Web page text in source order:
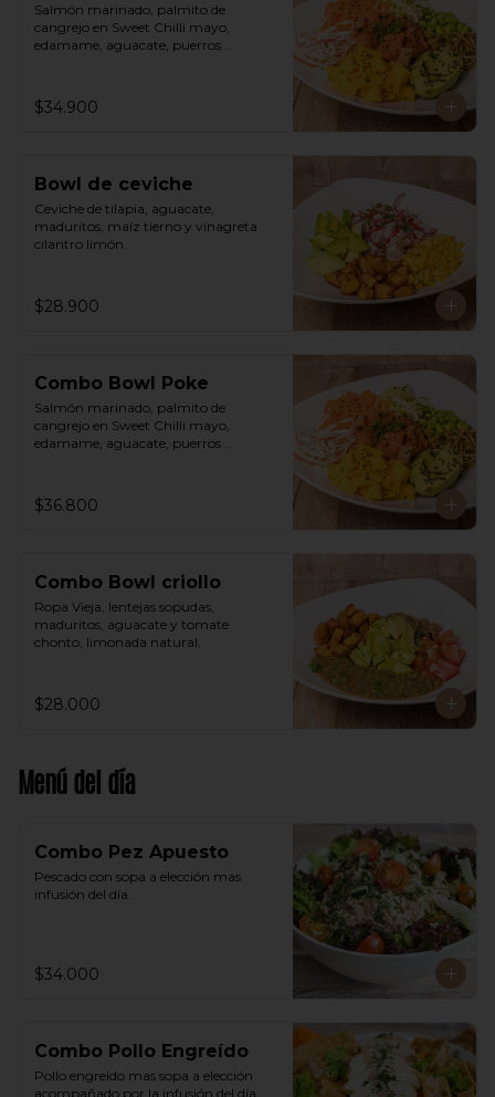
Salmón marinado, palmito de
cangrejo en Sweet Chilli mayo,
edamame, aguacate, puerros
humedecido con vinagre de sushi.
Vinagreta asiática a base de Hoisin.
$34.900
Bowl de ceviche
Ceviche de tilapia, aguacate,
maduritos, maíz tierno y vinagreta
cilantro limón.
$28.900
Combo Bowl Poke
Salmón marinado, palmito de
cangrejo en Sweet Chilli mayo,
edamame, aguacate, puerros
humedecido con vinagre de sushi.
Vinagreta asiática a base de Hoisin y
$36.800
Combo Bowl criollo
Ropa Vieja, lentejas sopudas,
maduritos, aguacate y tomate
chonto, limonada natural.
$28.000
Menú del día
Combo Pez Apuesto
Pescado con sopa a elección mas
infusión del día.
$34.000
Combo Pollo Engreído
Pollo engreído mas sopa a elección
acompañado por la infusión del día.